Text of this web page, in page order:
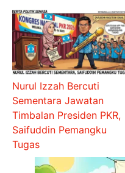
Nurul Izzah Bercuti
Sementara Jawatan
Timbalan Presiden PKR,
Saifuddin Pemangku
Tugas